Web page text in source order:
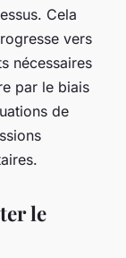
Cela
vers
nécessaires
par le biais
de
le